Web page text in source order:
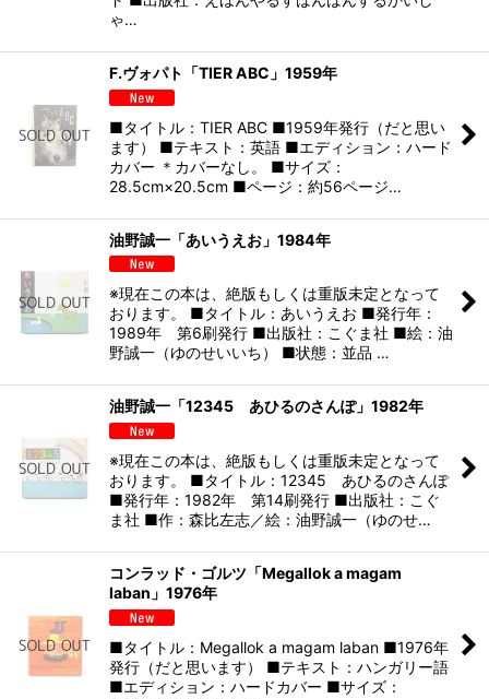
ゃ…
F.ヴォパト「TIER ABC」1959年
■タイトル：TIER ABC ■1959年発行（だと思い
ます） ■テキスト：英語 ■エディション：ハード
カバー ＊カバーなし。 ■サイズ：
28.5cm×20.5cm ■ページ：約56ページ…
油野誠一「あいうえお」1984年
※現在この本は、絶版もしくは重版未定となって
おります。 ■タイトル：あいうえお ■発行年：
1989年 第6刷発行 ■出版社：こぐま社 ■絵：油
野誠一（ゆのせいいち） ■状態：並品 …
油野誠一「12345 あひるのさんぽ」1982年
※現在この本は、絶版もしくは重版未定となって
おります。 ■タイトル：12345 あひるのさんぽ
■発行年：1982年 第14刷発行 ■出版社：こぐ
ま社 ■作：森比左志／絵：油野誠一（ゆのせ…
コンラッド・ゴルツ「Megallok a magam
laban」1976年
■タイトル：Megallok a magam laban ■1976年
発行（だと思います） ■テキスト：ハンガリー語
■エディション：ハードカバー ■サイズ：